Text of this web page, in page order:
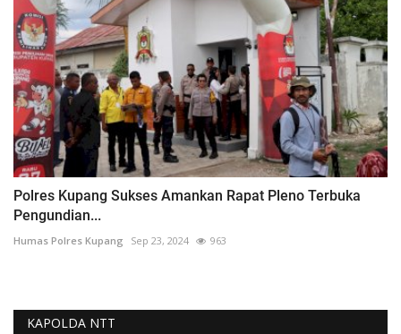
Polres Kupang Sukses Amankan Rapat Pleno Terbuka
Pengundian...
Humas Polres Kupang Sep 23, 2024 963
KAPOLDA NTT